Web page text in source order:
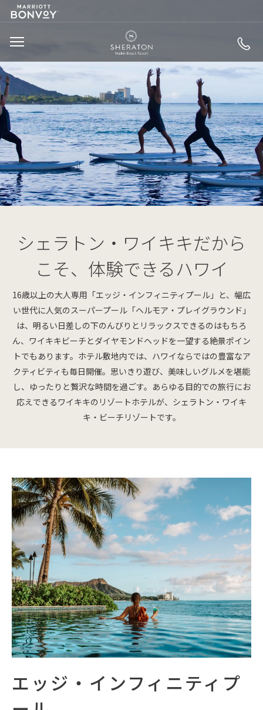
SKIP TO MAIN CONTENT
SHERATON
LOGO
シェラトン・ワイキキだから
こそ、体験できるハワイ
16歳以上の大人専用「エッジ・インフィニティプール」と、幅広
い世代に人気のスーパープール「ヘルモア・プレイグラウンド」
は、明るい日差しの下のんびりとリラックスできるのはもちろ
ん、ワイキキビーチとダイヤモンドヘッドを一望する絶景ポイン
トでもあります。ホテル敷地内では、ハワイならではの豊富なア
クティビティも毎日開催。思いきり遊び、美味しいグルメを堪能
し、ゆったりと贅沢な時間を過ごす。あらゆる目的での旅行にお
応えできるワイキキのリゾートホテルが、シェラトン・ワイキ
キ・ビーチリゾートです。
エッジ・インフィニティプ